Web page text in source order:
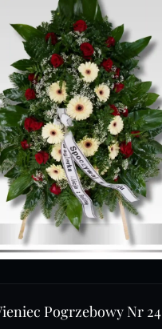
Pogrzebowy Nr 24